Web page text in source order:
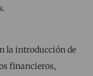
la introducción de
financieros,